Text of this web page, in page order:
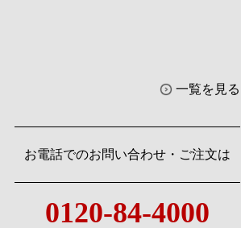
一覧を見る
お電話でのお問い合わせ・ご注文は
0120-84-4000